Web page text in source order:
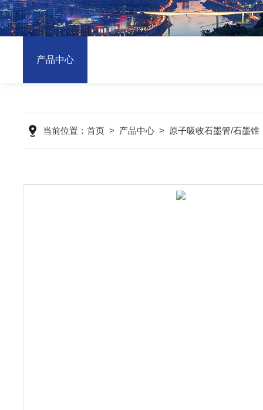
产品中心
当前位置： 首页 > 产品中心 > 原子吸收石墨管/石墨锥